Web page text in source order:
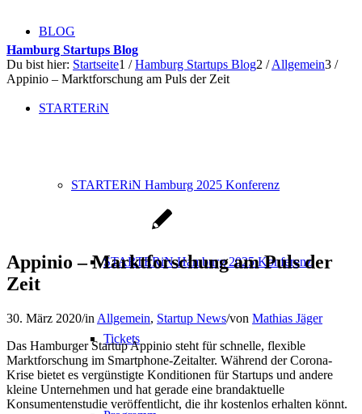
BLOG
STARTERiN
STARTERiN Hamburg 2025 Konferenz
STARTERiN Hamburg 2025 Konferenz
Tickets
Hamburg Startups Blog
Du bist hier: Startseite1 / Hamburg Startups Blog2 / Allgemein3 /
Appinio – Marktforschung am Puls der Zeit
Appinio – Marktforschung am Puls der
Zeit
30. März 2020/in Allgemein, Startup News/von Mathias Jäger
Das Hamburger Startup Appinio steht für schnelle, flexible
Marktforschung im Smartphone-Zeitalter. Während der Corona-
Krise bietet es vergünstigte Konditionen für Startups und andere
kleine Unternehmen und hat gerade eine brandaktuelle
Konsumentenstudie veröffentlicht, die ihr kostenlos erhalten könnt.